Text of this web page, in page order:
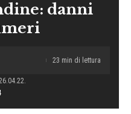
danni
23 min di lettura